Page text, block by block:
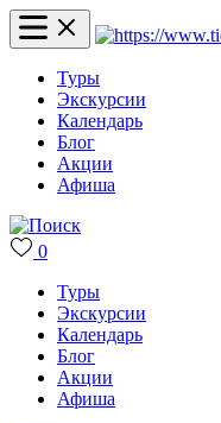
Туры
Экскурсии
Календарь
Блог
Акции
Афиша
0
Туры
Экскурсии
Календарь
Блог
Акции
Афиша